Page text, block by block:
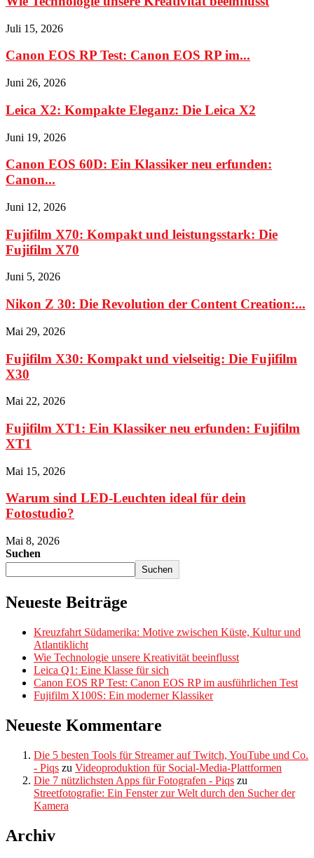
Juli 15, 2026
Canon EOS RP Test: Canon EOS RP im...
Juni 26, 2026
Leica X2: Kompakte Eleganz: Die Leica X2
Juni 19, 2026
Canon EOS 60D: Ein Klassiker neu erfunden:
Canon...
Juni 12, 2026
Fujifilm X70: Kompakt und leistungsstark: Die
Fujifilm X70
Juni 5, 2026
Nikon Z 30: Die Revolution der Content Creation:...
Mai 29, 2026
Fujifilm X30: Kompakt und vielseitig: Die Fujifilm
X30
Mai 22, 2026
Fujifilm XT1: Ein Klassiker neu erfunden: Fujifilm
XT1
Mai 15, 2026
Warum sind LED-Leuchten ideal für dein
Fotostudio?
Mai 8, 2026
Suchen
Suchen
Neueste Beiträge
Kreuzfahrt Südamerika: Motive zwischen Küste, Kultur und
Atlantiklicht
Wie Technologie unsere Kreativität beeinflusst
Leica Q1: Eine Klasse für sich
Canon EOS RP Test: Canon EOS RP im ausführlichen Test
Fujifilm X100S: Ein moderner Klassiker
Neueste Kommentare
Die 5 besten Tools für Streamer auf Twitch, YouTube und Co.
- Piqs zu Videoproduktion für Social-Media-Plattformen
Die 7 nützlichsten Apps für Fotografen - Piqs zu
Streetfotografie: Ein Fenster zur Welt durch den Sucher der
Kamera
Archiv